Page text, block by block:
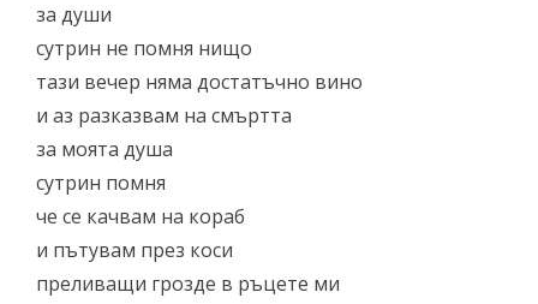
за души
сутрин не помня нищо
тази вечер няма достатъчно вино
и аз разказвам на смъртта
за моята душа
сутрин помня
че се качвам на кораб
и пътувам през коси
преливащи грозде в ръцете ми